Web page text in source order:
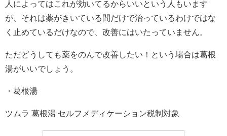
人によってはこれが効いてるからいいという人もいます
が、それは薬がきいている間だけで治っているわけではな
く止めているだけなので、改善にはいたっていません。
ただどうしても薬をのんで改善したい！という場合は葛根
湯がいいでしょう。
・葛根湯
ツムラ 葛根湯 セルフメディケーション税制対象